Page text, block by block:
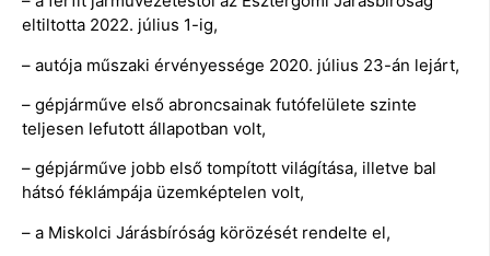
eltiltotta 2022. július 1-ig,
– autója műszaki érvényessége 2020. július 23-án lejárt,
– gépjárműve első abroncsainak futófelülete szinte
teljesen lefutott állapotban volt,
– gépjárműve jobb első tompított világítása, illetve bal
hátsó féklámpája üzemképtelen volt,
– a Miskolci Járásbíróság körözését rendelte el,